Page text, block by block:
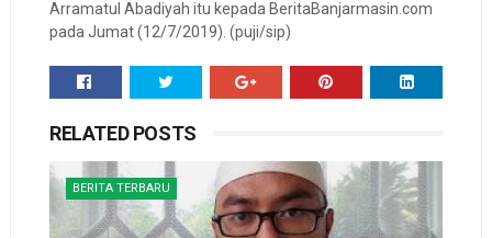
Arramatul Abadiyah itu kepada BeritaBanjarmasin.com
pada Jumat (12/7/2019). (puji/sip)
RELATED POSTS
BERITA TERBARU